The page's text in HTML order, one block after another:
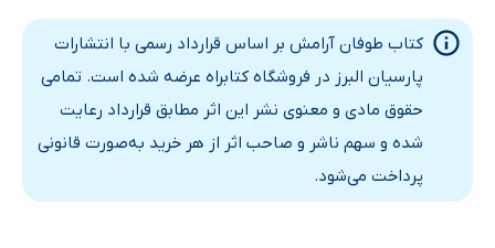
فصل پنجم: یک تغییر بزرگ دیگر
آغوش گرم مادر
وقتی مادرت پدری می‌کند
فصل ششم: این بار هم از خودم شروع کردم
مقصر کیست؟
کتاب طوفان آرامش بر اساس قرارداد رسمی با انتشارات
پارسیان البرز در فروشگاه کتابراه عرضه شده است. تمامی
حقوق مادی و معنوی نشر این اثر مطابق قرارداد رعایت
شده و سهم ناشر و صاحب اثر از هر خرید به‌صورت قانونی
پرداخت می‌شود.